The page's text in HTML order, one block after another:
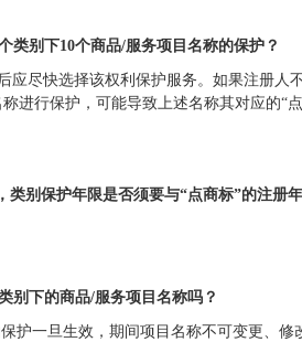
类别下10个商品/服务项目名称的保护？
应尽快选择该权利保护服务。如果注册人
进行保护，可能导致上述名称其对应的“
别保护年限是否须要与“点商标”的注册
别下的商品/服务项目名称吗？
护一旦生效，期间项目名称不可变更、修